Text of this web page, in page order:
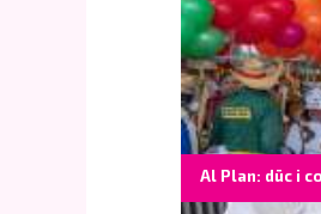
Al Plan: düc i